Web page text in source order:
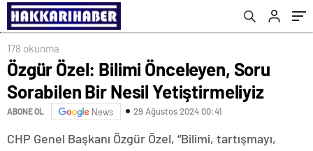
178 okunma
Özgür Özel: Bilimi Önceleyen, Soru
Sorabilen Bir Nesil Yetiştirmeliyiz
ABONE OL News 29 Ağustos 2024 00:41
CHP Genel Başkanı Özgür Özel, “Bilimi, tartışmayı,